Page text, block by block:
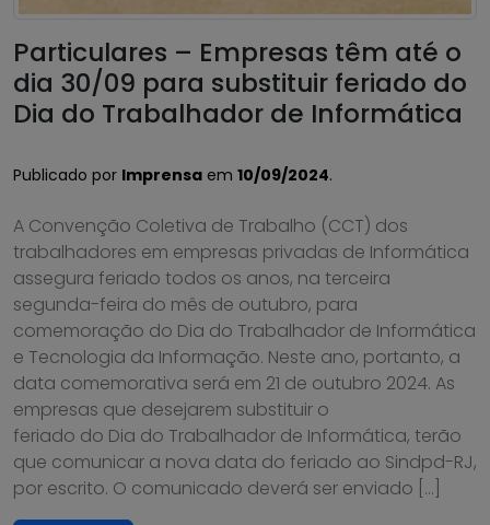
Particulares – Empresas têm até o
dia 30/09 para substituir feriado do
Dia do Trabalhador de Informática
Publicado por Imprensa em 10/09/2024.
A Convenção Coletiva de Trabalho (CCT) dos
trabalhadores em empresas privadas de Informática
assegura feriado todos os anos, na terceira
segunda-feira do mês de outubro, para
comemoração do Dia do Trabalhador de Informática
e Tecnologia da Informação. Neste ano, portanto, a
data comemorativa será em 21 de outubro 2024. As
empresas que desejarem substituir o
feriado do Dia do Trabalhador de Informática, terão
que comunicar a nova data do feriado ao Sindpd-RJ,
por escrito. O comunicado deverá ser enviado […]